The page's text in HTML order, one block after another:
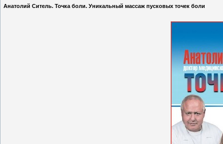
Анатолий Ситель. Точка боли. Уникальный массаж пусковых точек боли